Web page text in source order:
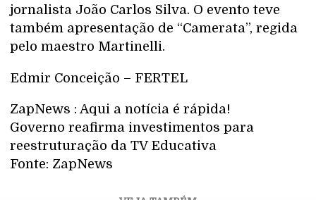
jornalista João Carlos Silva. O evento teve
também apresentação de “Camerata”, regida
pelo maestro Martinelli.
Edmir Conceição – FERTEL
ZapNews : Aqui a notícia é rápida!
Governo reafirma investimentos para
reestruturação da TV Educativa
Fonte: ZapNews